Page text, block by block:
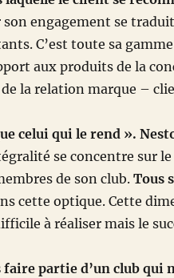
engagement se
C’est toute sa
aux produits de la
la relation marque –
celui qui le rend ».
se concentre sur
de son club. Tous
cette optique. Cette
à réaliser mais le
faire partie d’un club qui